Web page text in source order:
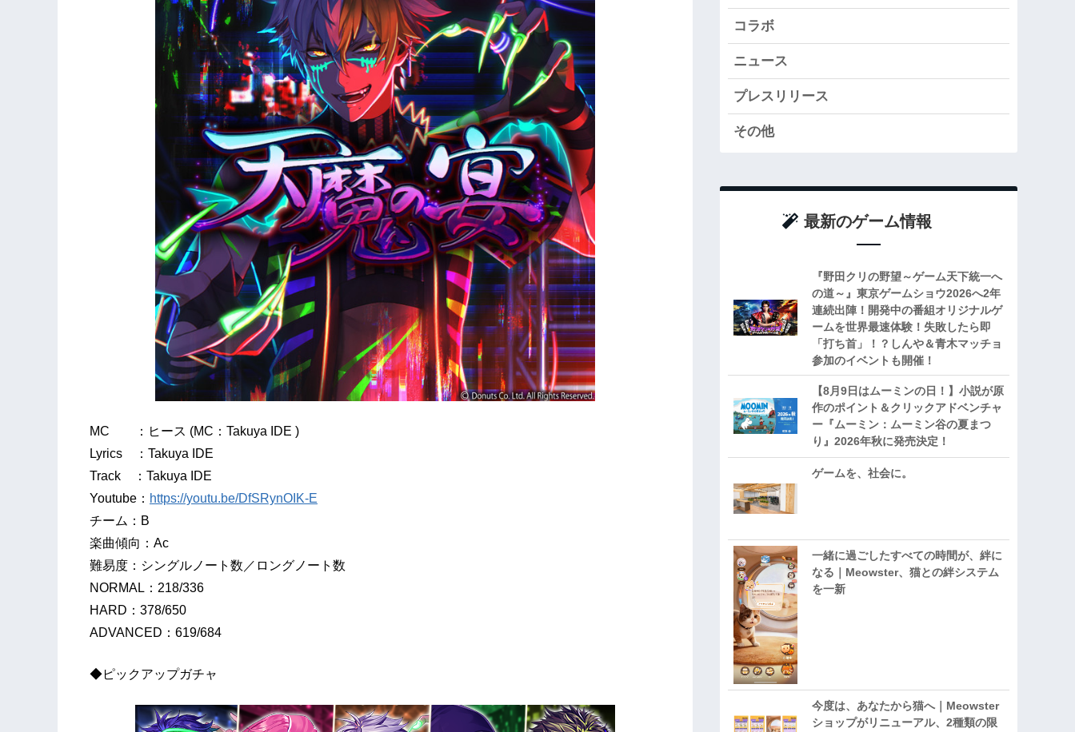
MC ：ヒース (MC：Takuya IDE )
Lyrics ：Takuya IDE
Track ：Takuya IDE
Youtube： https://youtu.be/DfSRynOIK-E
チーム：B
楽曲傾向：Ac
難易度：シングルノート数／ロングノート数
NORMAL：218/336
HARD：378/650
ADVANCED：619/684
◆ピックアップガチャ
コラボ
ニュース
プレスリリース
その他
最新のゲーム情報
『野田クリの野望～ゲーム天下統一へ
の道～』東京ゲームショウ2026へ2年
連続出陣！開発中の番組オリジナルゲ
ームを世界最速体験！失敗したら即
「打ち首」！？しんや＆青木マッチョ
参加のイベントも開催！
【8月9日はムーミンの日！】小説が原
作のポイント＆クリックアドベンチャ
ー『ムーミン：ムーミン谷の夏まつ
り』2026年秋に発売決定！
ゲームを、社会に。
一緒に過ごしたすべての時間が、絆に
なる｜Meowster、猫との絆システム
を一新
今度は、あなたから猫へ｜Meowster
ショップがリニューアル、2種類の限